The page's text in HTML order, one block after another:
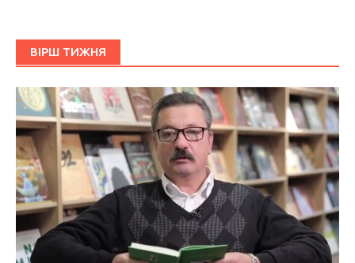
ВІРШ ТИЖНЯ